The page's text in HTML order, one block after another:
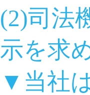
(2)司法
示を求
▼当社